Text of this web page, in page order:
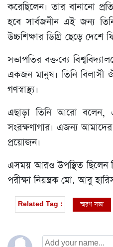
করেছিলেন। তার বানানো
হবে সার্বজনীন এই জন্য
উচ্চশিক্ষার ডিগ্রি ছেড়ে দেশে
সভাপতির বক্তব্যে
একজন মানুষ‌। তিনি বিলাসী
গণস্বাস্থ্য।
এছাড়া তিনি আরো বলেন, এ
সংরক্ষণাগার। এজন্য আমাদের
প্রয়োজন।
এসময় আরও উপস্থিত ছিলেন
পরীক্ষা নিয়ন্ত্রক মো. আবু
Related Tag : স্মরণ সভা